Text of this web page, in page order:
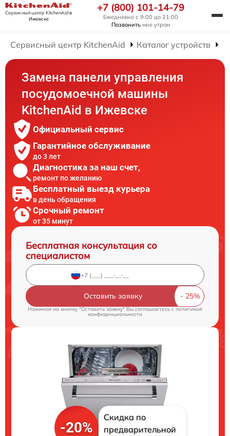
Сервисный центр KitchenAidв
Ижевске
+7 (800) 101-14-79
Ежедневно с 9:00 до 21:00
Позвонить мне утром
Сервисный центр KitchenAid Каталог устройств
Замена панели управления
посудомоечной машины
KitchenAid в Ижевске
Официальный сервис
Гарантийное обслуживание
до 3 лет
Диагностика за наш счет,
ремонт по желанию
Бесплатный выезд курьера
в день обращения
Срочный ремонт
от 35 минут
Бесплатная консультация со
специалистом
Оставить заявку
Нажимая на кнопку "Оставить заявку" Вы соглашаетесь cполитикой
конфиденциальности
-20%
Скидка по
предварительной